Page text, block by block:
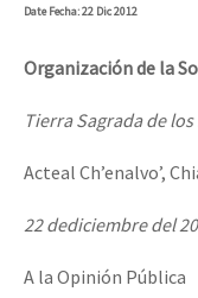
DateFecha: 22 Dic 2012
Organizaciónde la
TierraSagradadelos
Acteal Ch’enalvo’,
22dediciembre del
A la Opinión Pública